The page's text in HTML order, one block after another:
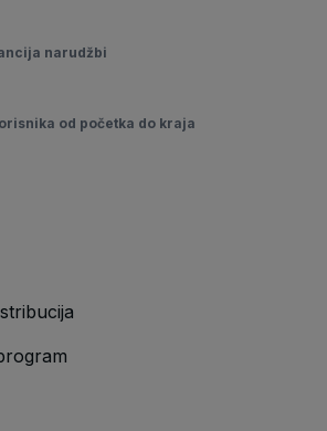
narudžbi
od početka do kraja